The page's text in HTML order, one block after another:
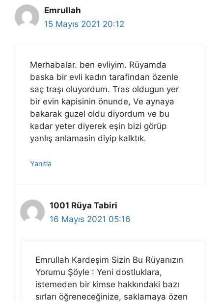
Emrullah
15 Mayıs 2021 20:12
Merhabalar. ben evliyim. Rüyamda
baska bir evli kadın tarafindan özenle
saç traşı oluyordum. Tras oldugun yer
bir evin kapisinin önunde, Ve aynaya
bakarak guzel oldu diyordum ve bu
kadar yeter diyerek eşin bizi görüp
yanlış anlamasin diyip kalktık.
Yanıtla
1001 Rüya Tabiri
16 Mayıs 2021 05:16
Emrullah Kardeşim Sizin Bu Rüyanızın
Yorumu Şöyle : Yeni dostluklara,
istemeden bir kimse hakkındaki bazı
sırları öğreneceğinize, saklamaya özen